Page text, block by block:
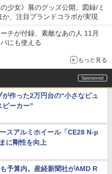
少女》展のグッズ公開。図録/ミ
、注目ブランドコラボが実現
チが付録、素敵なあの人 11月
にも使える
もっと見る
が作った2万円台の“小さなピュ
ピーカー”
スアルミホイール「CE28 N-p
に剛性を向上
予算内。産経新聞社がAMD R